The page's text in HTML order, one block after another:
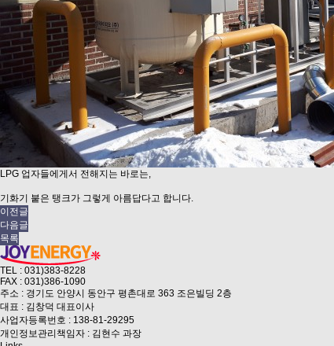
LPG 업자들에게서 전해지는 바로는,
기화기 붙은 탱크가 그렇게 아름답다고 합니다.
이전글
다음글
목록
TEL : 031)383-8228
FAX : 031)386-1090
주소 : 경기도 안양시 동안구 평촌대로 363 조은빌딩 2층
대표 : 김창덕 대표이사
사업자등록번호 : 138-81-29295
개인정보관리책임자 : 김현수 과장